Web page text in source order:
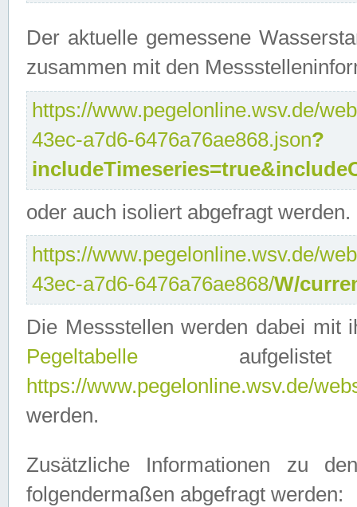
Der aktuelle gemessene
zusammen mit den
https://www.pegelonline.wsv.de/
43ec-a7d6-6476a76ae868.json?
oder auch isoliert abgefragt werden.
https://www.pegelonline.wsv.de/
43ec-a7d6-6476a76ae868/W/
Die Messstellen werden dabei mit
Pegeltabelle
https://www.pegelonline.wsv.de/
werden.
Zusätzliche Informationen zu
folgendermaßen abgefragt werden: